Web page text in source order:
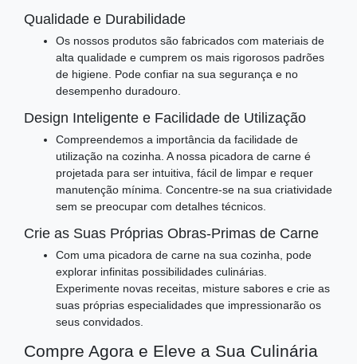
Qualidade e Durabilidade
Os nossos produtos são fabricados com materiais de
alta qualidade e cumprem os mais rigorosos padrões
de higiene. Pode confiar na sua segurança e no
desempenho duradouro.
Design Inteligente e Facilidade de Utilização
Compreendemos a importância da facilidade de
utilização na cozinha. A nossa picadora de carne é
projetada para ser intuitiva, fácil de limpar e requer
manutenção mínima. Concentre-se na sua criatividade
sem se preocupar com detalhes técnicos.
Crie as Suas Próprias Obras-Primas de Carne
Com uma picadora de carne na sua cozinha, pode
explorar infinitas possibilidades culinárias.
Experimente novas receitas, misture sabores e crie as
suas próprias especialidades que impressionarão os
seus convidados.
Compre Agora e Eleve a Sua Culinária